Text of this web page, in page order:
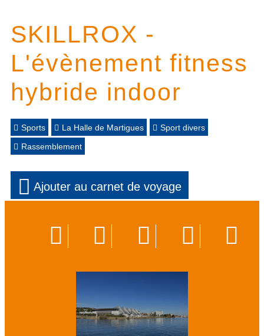
SKILLROX -
L'évènement fitness
hybride indoor
Sports La Halle de Martigues
Sport divers
Rassemblement
Ajouter au carnet de voyage